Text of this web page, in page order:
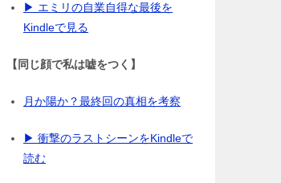
▶ エミリの自業自得な最後を
Kindleで見る
【同じ顔で私は嘘をつく】
月か陽か？最終回の真相を考察
▶ 衝撃のラストシーンをKindleで
読む